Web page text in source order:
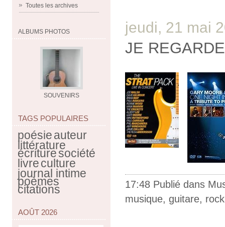
Toutes les archives
ALBUMS PHOTOS
SOUVENIRS
TAGS POPULAIRES
poésieauteur
littérature
écrituresociété
livreculture
journal intime
poèmes
citations
AOÛT 2026
jeudi, 21 mai
JE
17:48 Publié dans
musique, guitare, rock